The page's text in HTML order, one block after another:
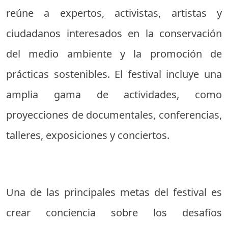
reúne a expertos, activistas, artistas y
ciudadanos interesados en la conservación
del medio ambiente y la promoción de
prácticas sostenibles. El festival incluye una
amplia gama de actividades, como
proyecciones de documentales, conferencias,
talleres, exposiciones y conciertos.
Una de las principales metas del festival es
crear conciencia sobre los desafíos